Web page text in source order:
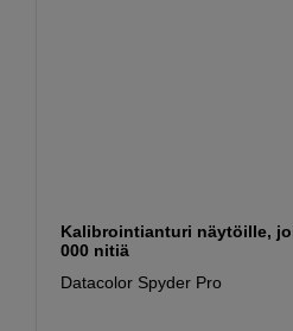
Kalibrointianturi näytöille,
000 nitiä
Datacolor Spyder Pro